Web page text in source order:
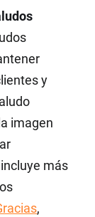
y
imagen
más
,